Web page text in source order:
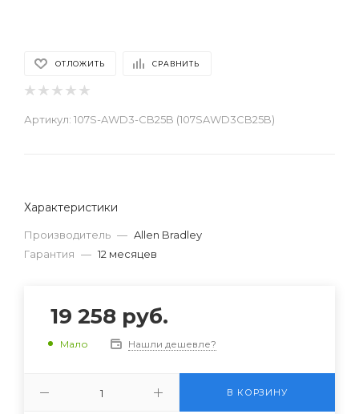
ОТЛОЖИТЬ СРАВНИТЬ
Артикул: 107S-AWD3-CB25B (107SAWD3CB25B)
Характеристики
Производитель — Allen Bradley
Гарантия — 12 месяцев
19 258 руб.
Мало Нашли дешевле?
В КОРЗИНУ